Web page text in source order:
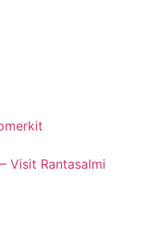
Visit Rantasalmi